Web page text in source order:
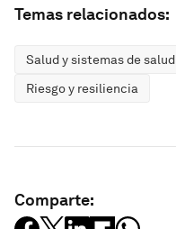
Temas relacionados:
Salud y sistemas de salud
Riesgo y resiliencia
Comparte: